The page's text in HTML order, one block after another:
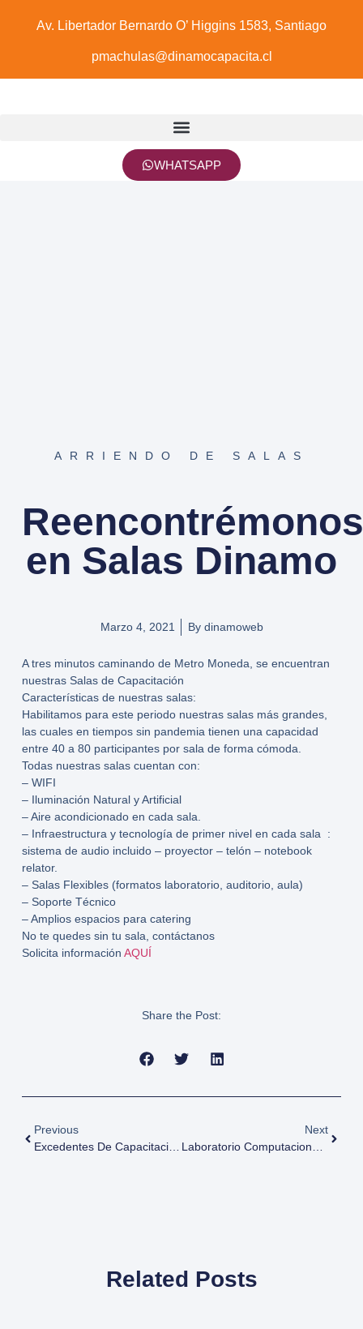
Av. Libertador Bernardo O’ Higgins 1583, Santiago
pmachulas@dinamocapacita.cl
WHATSAPP
ARRIENDO DE SALAS
Reencontrémonos
en Salas Dinamo
Marzo 4, 2021 Bydinamoweb
A tres minutos caminando de Metro Moneda, se encuentran
nuestras Salas de Capacitación
Características de nuestras salas:
Habilitamos para este periodo nuestras salas más grandes,
las cuales en tiempos sin pandemia tienen una capacidad
entre 40 a 80 participantes por sala de forma cómoda.
Todas nuestras salas cuentan con:
– WIFI
– Iluminación Natural y Artificial
– Aire acondicionado en cada sala.
– Infraestructura y tecnología de primer nivel en cada sala :
sistema de audio incluido – proyector – telón – notebook
relator.
– Salas Flexibles (formatos laboratorio, auditorio, aula)
– Soporte Técnico
– Amplios espacios para catering
No te quedes sin tu sala, contáctanos
Solicita información AQUÍ
Share the Post:
Previous
Excedentes De Capacitación SENCE
Next
Related Posts